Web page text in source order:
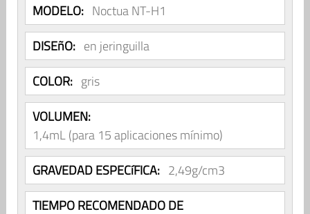
MODELO: Noctua NT-H1
DISEñO: en jeringuilla
COLOR: gris
VOLUMEN:
1,4mL (para 15 aplicaciones mínimo)
GRAVEDAD ESPECíFICA: 2,49g/cm3
TIEMPO RECOMENDADO DE